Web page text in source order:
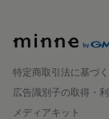
特定商取引法に基づ
広告識別子の取得・
メディアキット